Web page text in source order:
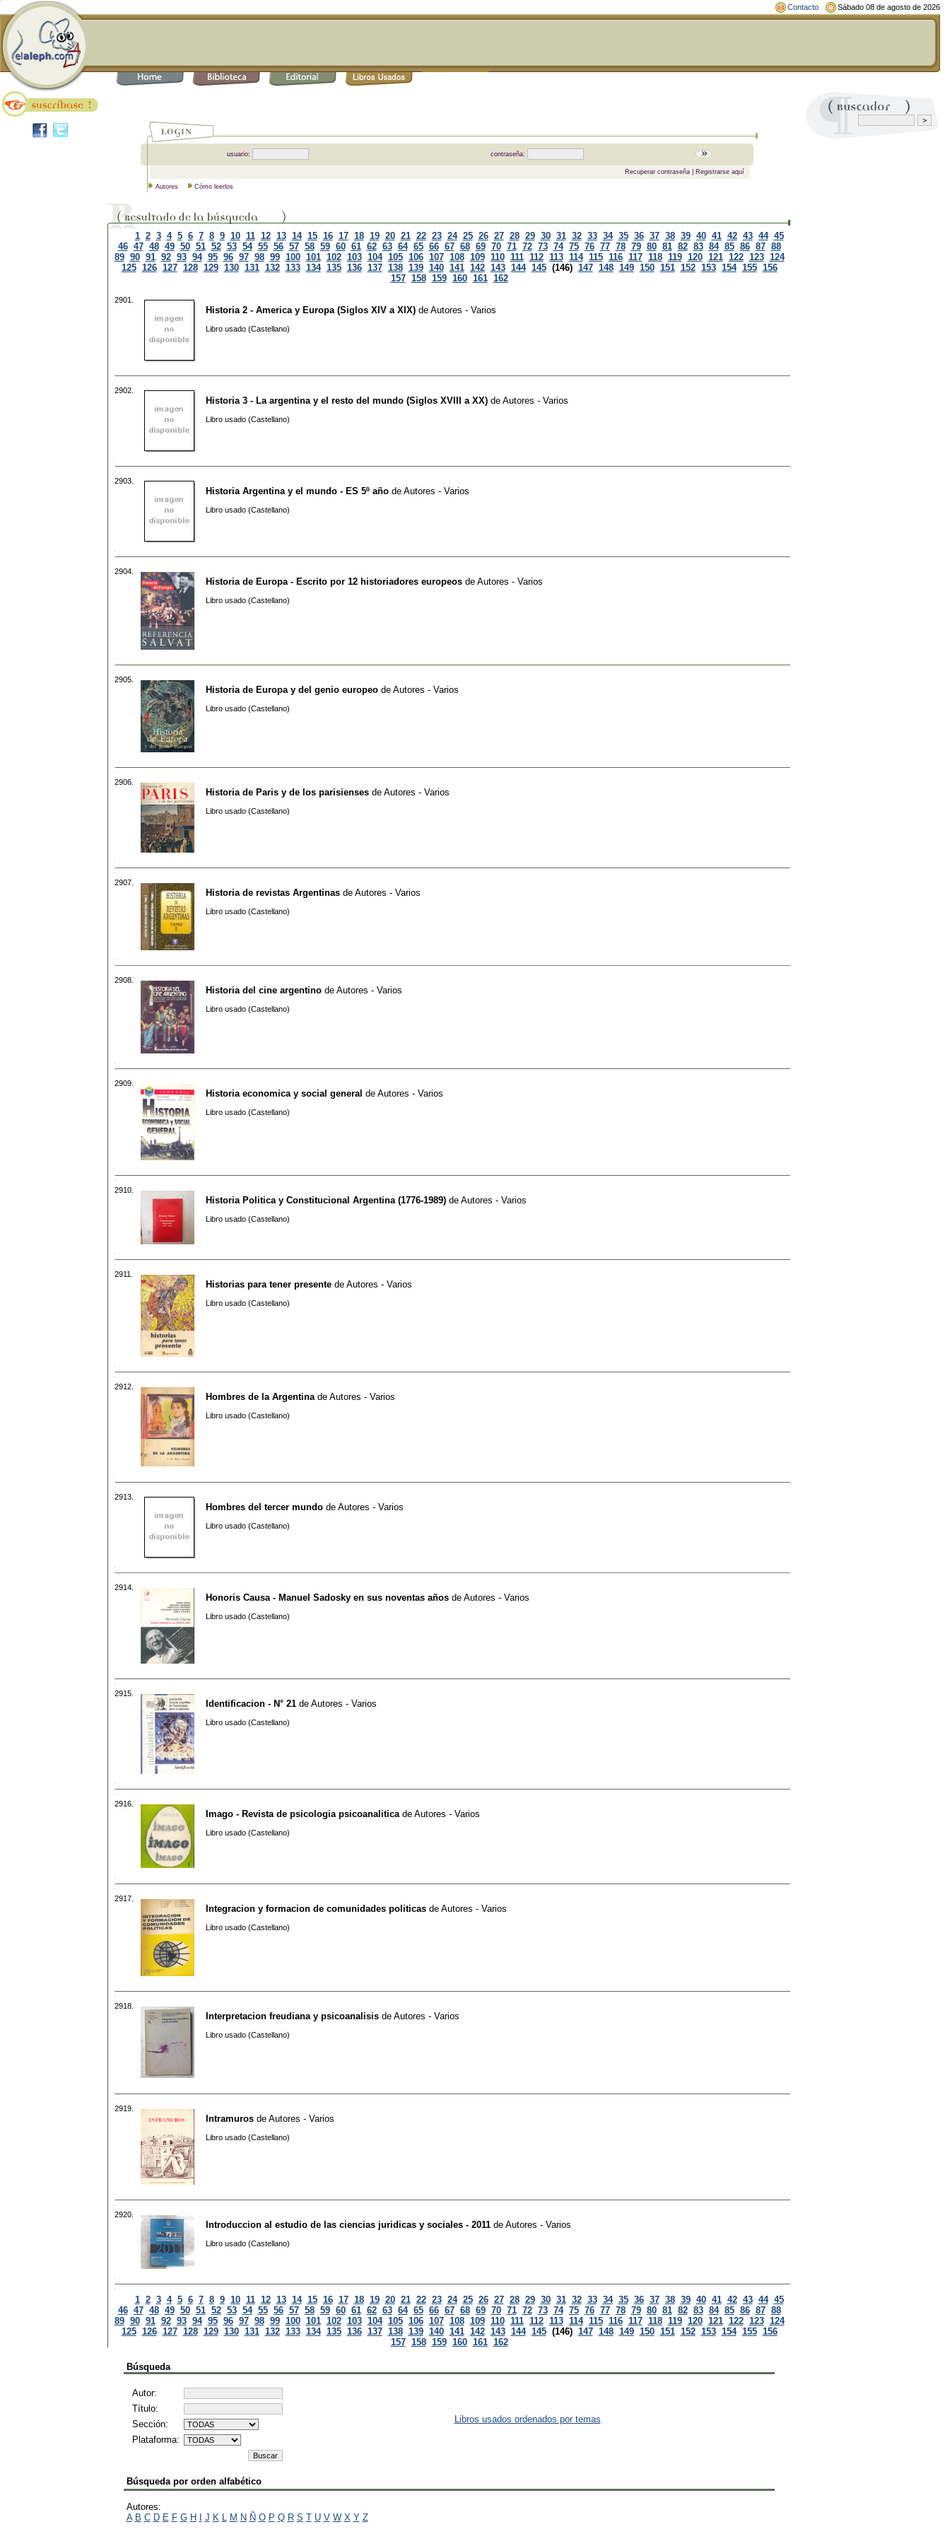
Contacto Sábado 08 de agosto de 2026
usuario: contraseña:
Recuperar contraseña| Registrarse aquí
Autores Cómo leerlos
1 2 3 4 5 6 7 8 9 10 11 12 13 14 15 16 17 18 19 20 21 22 23 24 25 26 27 28 29 30 31 32 33 34 35 36 37 38 39 40 41 42 43 44 45
46 47 48 49 50 51 52 53 54 55 56 57 58 59 60 61 62 63 64 65 66 67 68 69 70 71 72 73 74 75 76 77 78 79 80 81 82 83 84 85 86 87 88
89 90 91 92 93 94 95 96 97 98 99 100 101 102 103 104 105 106 107 108 109 110 111 112 113 114 115 116 117 118 119 120 121 122 123 124
125 126 127 128 129 130 131 132 133 134 135 136 137 138 139 140 141 142 143 144 145 (146) 147 148 149 150 151 152 153 154 155 156
157 158 159 160 161 162
2901.
Historia 2 - America y Europa (Siglos XIV a XIX) de Autores - Varios
Libro usado (Castellano)
2902.
Historia 3 - La argentina y el resto del mundo (Siglos XVIII a XX) de Autores - Varios
Libro usado (Castellano)
2903.
Historia Argentina y el mundo - ES 5º año de Autores - Varios
Libro usado (Castellano)
2904.
Historia de Europa - Escrito por 12 historiadores europeos de Autores - Varios
Libro usado (Castellano)
2905.
Historia de Europa y del genio europeo de Autores - Varios
Libro usado (Castellano)
2906.
Historia de Paris y de los parisienses de Autores - Varios
Libro usado (Castellano)
2907.
Historia de revistas Argentinas de Autores - Varios
Libro usado (Castellano)
2908.
Historia del cine argentino de Autores - Varios
Libro usado (Castellano)
2909.
Historia economica y social general de Autores - Varios
Libro usado (Castellano)
2910.
Historia Politica y Constitucional Argentina (1776-1989) de Autores - Varios
Libro usado (Castellano)
2911.
Historias para tener presente de Autores - Varios
Libro usado (Castellano)
2912.
Hombres de la Argentina de Autores - Varios
Libro usado (Castellano)
2913.
Hombres del tercer mundo de Autores - Varios
Libro usado (Castellano)
2914.
Honoris Causa - Manuel Sadosky en sus noventas años de Autores - Varios
Libro usado (Castellano)
2915.
Identificacion - N° 21 de Autores - Varios
Libro usado (Castellano)
2916.
Imago - Revista de psicologia psicoanalitica de Autores - Varios
Libro usado (Castellano)
2917.
Integracion y formacion de comunidades politicas de Autores - Varios
Libro usado (Castellano)
2918.
Interpretacion freudiana y psicoanalisis de Autores - Varios
Libro usado (Castellano)
2919.
Intramuros de Autores - Varios
Libro usado (Castellano)
2920.
Introduccion al estudio de las ciencias juridicas y sociales - 2011 de Autores - Varios
Libro usado (Castellano)
1 2 3 4 5 6 7 8 9 10 11 12 13 14 15 16 17 18 19 20 21 22 23 24 25 26 27 28 29 30 31 32 33 34 35 36 37 38 39 40 41 42 43 44 45
46 47 48 49 50 51 52 53 54 55 56 57 58 59 60 61 62 63 64 65 66 67 68 69 70 71 72 73 74 75 76 77 78 79 80 81 82 83 84 85 86 87 88
89 90 91 92 93 94 95 96 97 98 99 100 101 102 103 104 105 106 107 108 109 110 111 112 113 114 115 116 117 118 119 120 121 122 123 124
125 126 127 128 129 130 131 132 133 134 135 136 137 138 139 140 141 142 143 144 145 (146) 147 148 149 150 151 152 153 154 155 156
157 158 159 160 161 162
Búsqueda
Autor:
Título:
Sección:
Plataforma:
Libros usados ordenados por temas
Búsqueda por orden alfabético
Autores:
A B C D E F G H I J K L M N Ñ O P Q R S T U V W X Y Z